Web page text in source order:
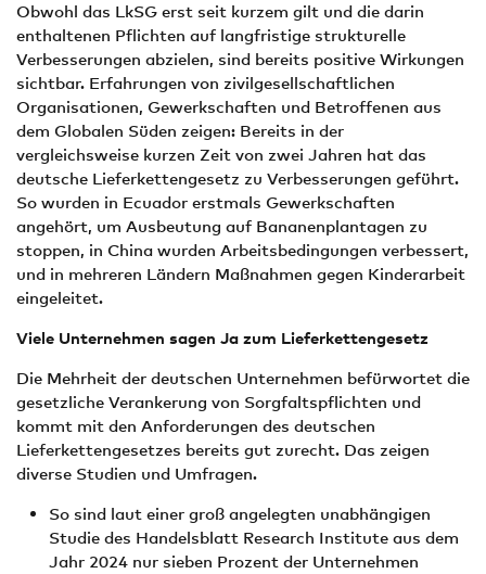
Obwohl das LkSG erst seit kurzem gilt und die darin
enthaltenen Pflichten auf langfristige strukturelle
Verbesserungen abzielen, sind bereits positive Wirkungen
sichtbar. Erfahrungen von zivilgesellschaftlichen
Organisationen, Gewerkschaften und Betroffenen aus
dem Globalen Süden zeigen: Bereits in der
vergleichsweise kurzen Zeit von zwei Jahren hat das
deutsche Lieferkettengesetz zu Verbesserungen geführt.
So wurden in Ecuador erstmals Gewerkschaften
angehört, um Ausbeutung auf Bananenplantagen zu
stoppen, in China wurden Arbeitsbedingungen verbessert,
und in mehreren Ländern Maßnahmen gegen Kinderarbeit
eingeleitet.
Viele Unternehmen sagen Ja zum Lieferkettengesetz
Die Mehrheit der deutschen Unternehmen befürwortet die
gesetzliche Verankerung von Sorgfaltspflichten und
kommt mit den Anforderungen des deutschen
Lieferkettengesetzes bereits gut zurecht. Das zeigen
diverse Studien und Umfragen.
So sind laut einer groß angelegten unabhängigen
Studie des Handelsblatt Research Institute aus dem
Jahr 2024 nur sieben Prozent der Unternehmen